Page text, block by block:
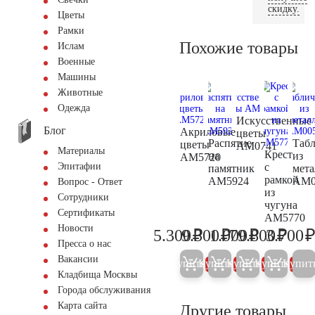
Цветы
Рамки
Ислам
Военные
Машины
Животные
Одежда
Блог
Материалы
Эпитафии
Вопрос - Ответ
Сотрудники
Сертификаты
Новости
Пресса о нас
Вакансии
Кладбища Москвы
Города обслуживания
Карта сайта
скидку.
Похожие товары
Акриловые
цветы
AM5720
5.600
5.300₽
Купить 5%
Распятие
на
памятник
AM5924
9.800
9.300₽
Купить 5%
Искусственные
цветы
AM0741
1.000
1.000₽
Купить 5%
Крест
с
рамкой
из
чугуна
AM5770
79.800₽
Купить 5%
из
3.700₽
Другие товары